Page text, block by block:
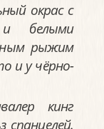
окрас с
белыми
рыжим
и у чёрно-
кинг
спаниелей.